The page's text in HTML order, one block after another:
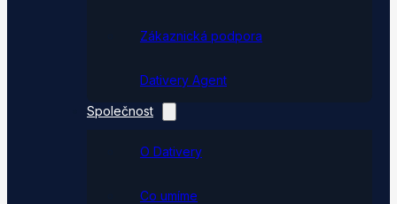
Zákaznická podpora
Dativery Agent
Společnost
O Dativery
Co umíme